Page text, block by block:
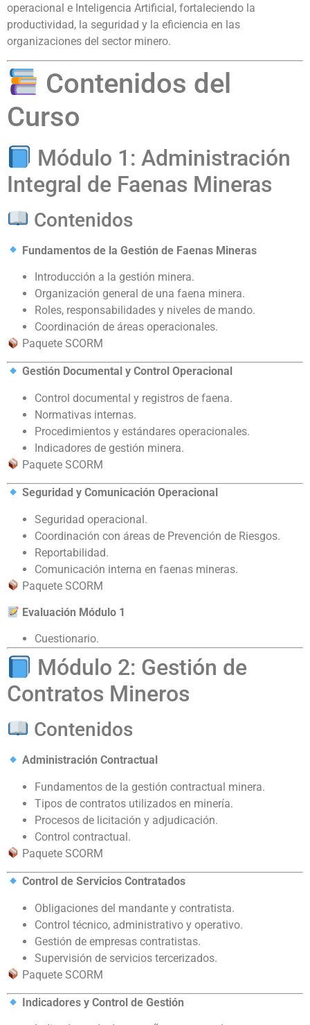
operacional e Inteligencia Artificial, fortaleciendo la
productividad, la seguridad y la eficiencia en las
organizaciones del sector minero.
Contenidos del
Curso
Módulo 1: Administración
Integral de Faenas Mineras
Contenidos
Fundamentos de la Gestión de Faenas Mineras
Introducción a la gestión minera.
Organización general de una faena minera.
Roles, responsabilidades y niveles de mando.
Coordinación de áreas operacionales.
Paquete SCORM
Gestión Documental y Control Operacional
Control documental y registros de faena.
Normativas internas.
Procedimientos y estándares operacionales.
Indicadores de gestión minera.
Paquete SCORM
Seguridad y Comunicación Operacional
Seguridad operacional.
Coordinación con áreas de Prevención de Riesgos.
Reportabilidad.
Comunicación interna en faenas mineras.
Paquete SCORM
Evaluación Módulo 1
Cuestionario.
Módulo 2: Gestión de
Contratos Mineros
Contenidos
Administración Contractual
Fundamentos de la gestión contractual minera.
Tipos de contratos utilizados en minería.
Procesos de licitación y adjudicación.
Control contractual.
Paquete SCORM
Control de Servicios Contratados
Obligaciones del mandante y contratista.
Control técnico, administrativo y operativo.
Gestión de empresas contratistas.
Supervisión de servicios tercerizados.
Paquete SCORM
Indicadores y Control de Gestión